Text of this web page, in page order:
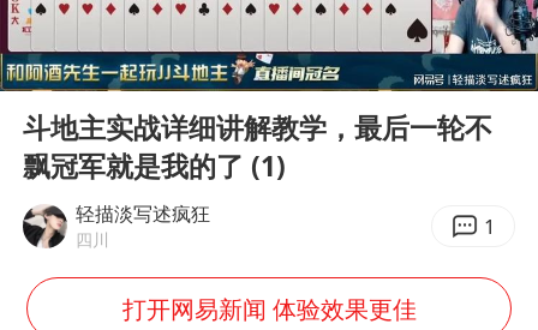
2025年小学教师减少13.19万
王艺迪无缘横滨赛决赛
泰国：高度重视中国游客旅游体验
上海大部迎大暴雨
蒯曼挺进WTT横滨冠军赛女单四强
Play
00:00 32:09
斗地主实战详细讲解教学，最后一轮不
飘冠军就是我的了 (1)
轻描淡写述疯狂
四川 1
打开网易新闻 体验效果更佳